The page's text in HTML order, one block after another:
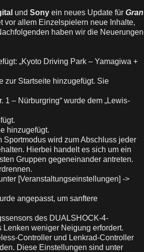
und Sony ein neues Update für Gran
vor allem Einzelspielern neue Inhalte,
haben wir die Neuerungen
„Kyoto Driving Park – Yamagiwa +
zur Startseite hinzugefügt. Sie
1 – Nürburgring“ wurde dem „Lewis-
hinzugefügt.
Sportmodus wird zum Abschluss jeder
Hierbei handelt es sich um ein
Gruppen gegeneinander antreten.
[Veranstaltungseinstellungen] ->
angepasst, um sanftere
des DUALSHOCK-4-
weniger Neigung erfordert.
Controller und Lenkrad-Controller
Diese Einstellungen sind unter